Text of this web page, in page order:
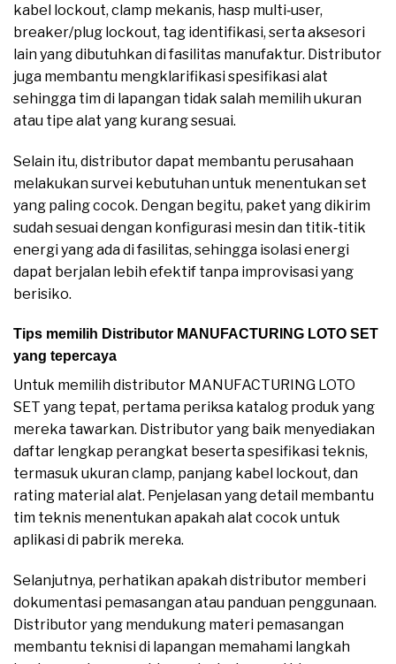
kabel lockout, clamp mekanis, hasp multi‑user,
breaker/plug lockout, tag identifikasi, serta aksesori
lain yang dibutuhkan di fasilitas manufaktur. Distributor
juga membantu mengklarifikasi spesifikasi alat
sehingga tim di lapangan tidak salah memilih ukuran
atau tipe alat yang kurang sesuai.
Selain itu, distributor dapat membantu perusahaan
melakukan survei kebutuhan untuk menentukan set
yang paling cocok. Dengan begitu, paket yang dikirim
sudah sesuai dengan konfigurasi mesin dan titik‑titik
energi yang ada di fasilitas, sehingga isolasi energi
dapat berjalan lebih efektif tanpa improvisasi yang
berisiko.
Tips memilih Distributor MANUFACTURING LOTO SET
yang tepercaya
Untuk memilih distributor MANUFACTURING LOTO
SET yang tepat, pertama periksa katalog produk yang
mereka tawarkan. Distributor yang baik menyediakan
daftar lengkap perangkat beserta spesifikasi teknis,
termasuk ukuran clamp, panjang kabel lockout, dan
rating material alat. Penjelasan yang detail membantu
tim teknis menentukan apakah alat cocok untuk
aplikasi di pabrik mereka.
Selanjutnya, perhatikan apakah distributor memberi
dokumentasi pemasangan atau panduan penggunaan.
Distributor yang mendukung materi pemasangan
membantu teknisi di lapangan memahami langkah